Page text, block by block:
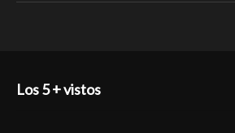
Los 5 + vistos